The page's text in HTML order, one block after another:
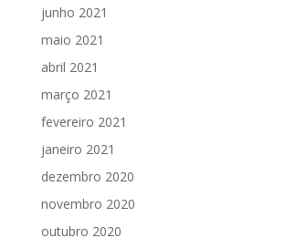
junho 2021
maio 2021
abril 2021
março 2021
fevereiro 2021
janeiro 2021
dezembro 2020
novembro 2020
outubro 2020